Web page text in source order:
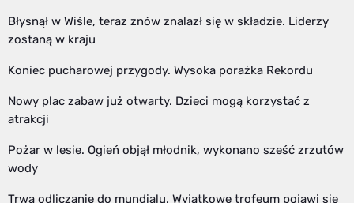
Błysnął w Wiśle, teraz znów znalazł się w składzie. Liderzy
zostaną w kraju
Koniec pucharowej przygody. Wysoka porażka Rekordu
Nowy plac zabaw już otwarty. Dzieci mogą korzystać z
atrakcji
Pożar w lesie. Ogień objął młodnik, wykonano sześć zrzutów
wody
Trwa odliczanie do mundialu. Wyjątkowe trofeum pojawi się